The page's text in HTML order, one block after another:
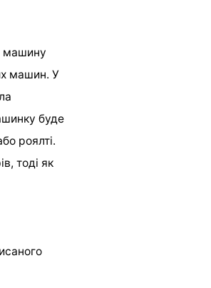
машину
машин. У
буде
роялті.
тоді як